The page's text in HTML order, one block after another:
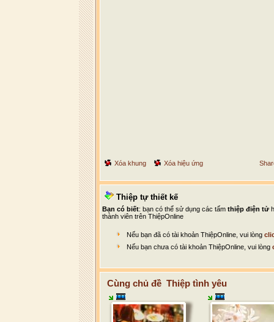
Xóa khung Xóa hiệu ứng
Thiệp tự thiết kế
Bạn có biết: bạn có thể sử dụng các tấm thiệp điện tử
thành viên trên ThiệpOnline
Nếu bạn đã có tài khoản ThiệpOnline, vui lòng
Nếu bạn chưa có tài khoản ThiệpOnline, vui lòng
Cùng chủ đề Thiệp tình yêu